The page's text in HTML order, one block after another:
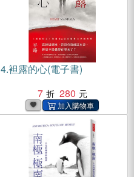
4.袒露的心(電子書)
7
280